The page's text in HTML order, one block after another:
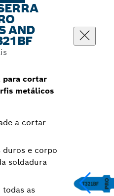
AND
para cortar
metálicos
a cortar
duros e corpo
soldadura
as